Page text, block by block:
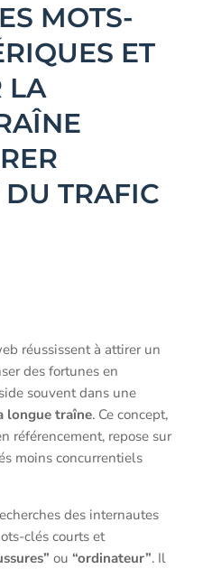
MOTS-
ET
LA
TRAFIC
réussissent à attirer un
des fortunes en
souvent dans une
longue traîne. Ce concept,
référencement, repose sur
moins concurrentiels
des internautes
clés courts et
ou “ordinateur”. Il